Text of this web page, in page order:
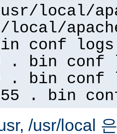
local/
conf logs
. bin conf
. bin conf
. bin
/usr/local